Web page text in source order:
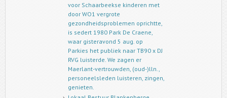
voor Schaarbeekse kinderen met
door WO1 vergrote
gezondheidsproblemen oprichtte,
is sedert 1980 Park De Craene,
waar gisteravond 5 aug. op
Parkies het publiek naar TB90 x DJ
RVG luisterde. We zagen er
Maerlant-vertrouwden, (oud-)lln.,
personeelsleden luisteren, zingen,
genieten.